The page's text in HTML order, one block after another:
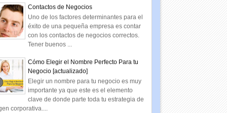
Contactos de Negocios
Uno de los factores determinantes para el
éxito de una pequeña empresa es contar
con los contactos de negocios correctos.
Tener buenos ...
Cómo Elegir el Nombre Perfecto Para tu
Negocio [actualizado]
Elegir un nombre para tu negocio es muy
importante ya que este es el elemento
clave de donde parte toda tu estrategia de
corporativa....